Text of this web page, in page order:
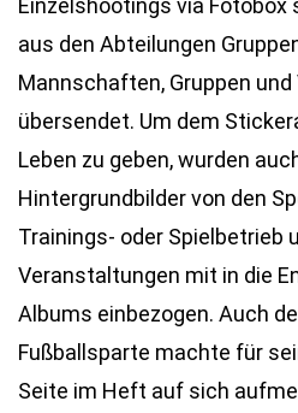
Einzelshootings via
aus den Abteilungen
Mannschaften, Gruppen
übersendet. Um dem
Leben zu geben, wurden
Hintergrundbilder von den
Trainings- oder Spielbetrieb
Veranstaltungen mit in die
Albums einbezogen. Auch
Fußballsparte machte für
Seite im Heft auf sich